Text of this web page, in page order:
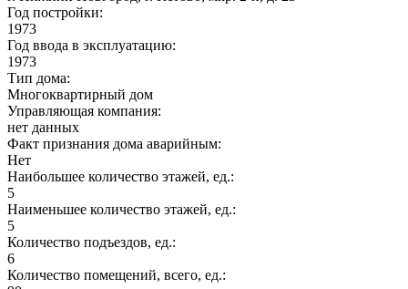
Год постройки:
1973
Год ввода в эксплуатацию:
1973
Тип дома:
Многоквартирный дом
Управляющая компания:
нет данных
Факт признания дома аварийным:
Нет
Наибольшее количество этажей, ед.:
5
Наименьшее количество этажей, ед.:
5
Количество подъездов, ед.:
6
Количество помещений, всего, ед.: